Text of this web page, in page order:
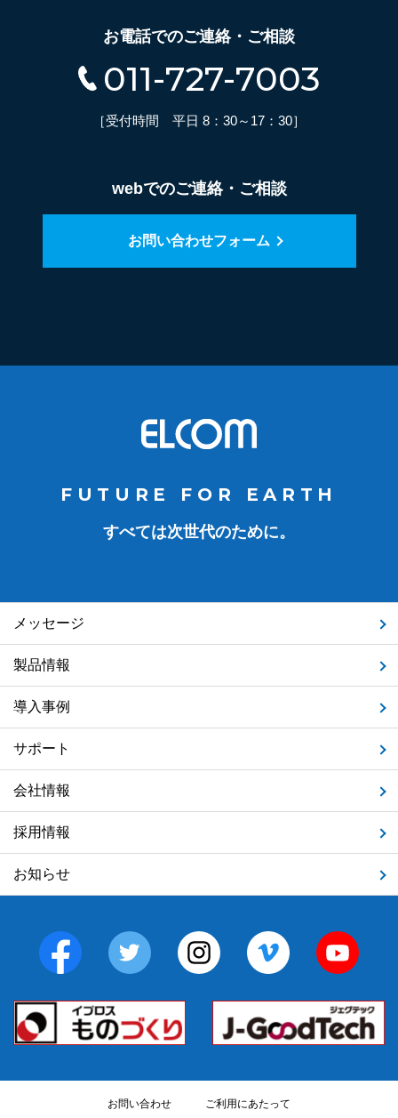
お電話でのご連絡・ご相談
011-727-7003
［受付時間 平日 8：30～17：30］
webでのご連絡・ご相談
お問い合わせフォーム
FUTURE FOR EARTH
すべては次世代のために。
メッセージ
製品情報
導入事例
サポート
会社情報
採用情報
お知らせ
お問い合わせ
ご利用にあたって